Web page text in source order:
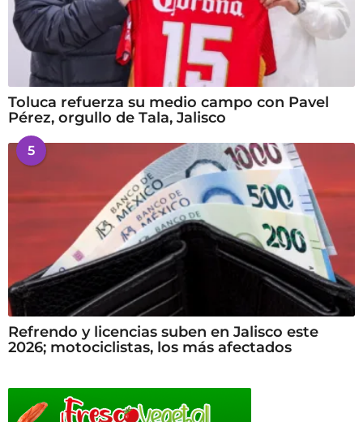
Toluca refuerza su medio campo con Pavel
Pérez, orgullo de Tala, Jalisco
5
Refrendo y licencias suben en Jalisco este
2026; motociclistas, los más afectados